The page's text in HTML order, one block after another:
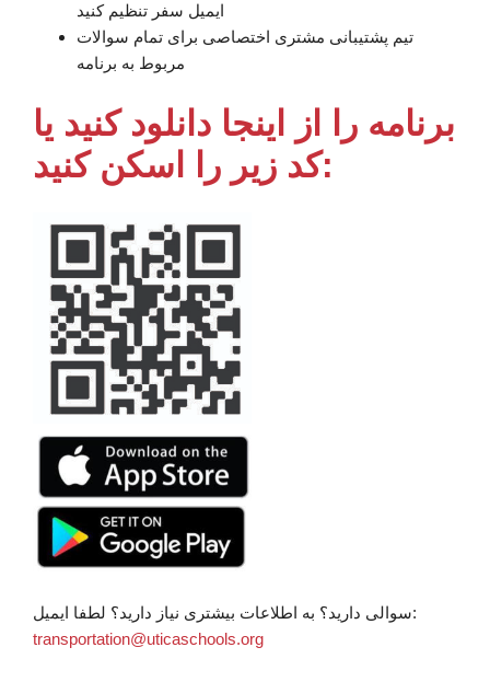
ایمیل سفر تنظیم کنید
تیم پشتیبانی مشتری اختصاصی برای تمام سوالات
مربوط به برنامه
برنامه را از اینجا دانلود کنید یا
کد زیر را اسکن کنید:
سوالی دارید؟ به اطلاعات بیشتری نیاز دارید؟ لطفا ایمیل:
transportation@uticaschools.org